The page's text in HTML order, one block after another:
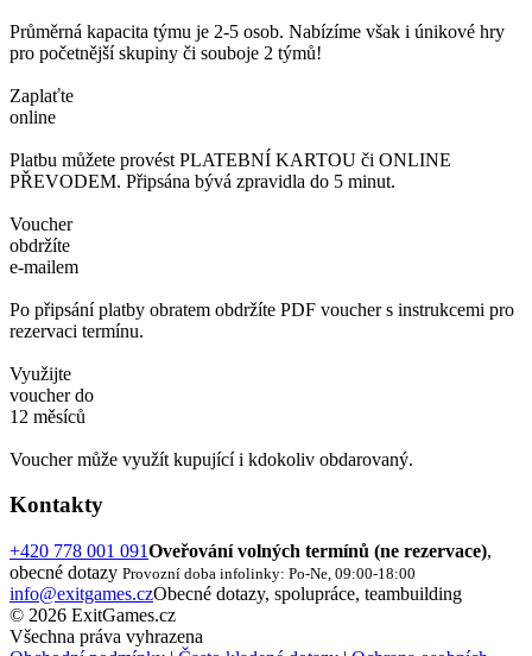
Průměrná kapacita týmu je 2-5 osob. Nabízíme však i únikové hry
pro početnější skupiny či souboje 2 týmů!
Zaplaťte
online
Platbu můžete provést PLATEBNÍ KARTOU či ONLINE
PŘEVODEM. Připsána bývá zpravidla do 5 minut.
Voucher
obdržíte
e-mailem
Po připsání platby obratem obdržíte PDF voucher s instrukcemi pro
rezervaci termínu.
Využijte
voucher do
12 měsíců
Voucher může využít kupující i kdokoliv obdarovaný.
Kontakty
+420 778 001 091Oveřování volných termínů (ne rezervace),
obecné dotazy Provozní doba infolinky: Po-Ne, 09:00-18:00
info@exitgames.czObecné dotazy, spolupráce, teambuilding
© 2026 ExitGames.cz
Všechna práva vyhrazena